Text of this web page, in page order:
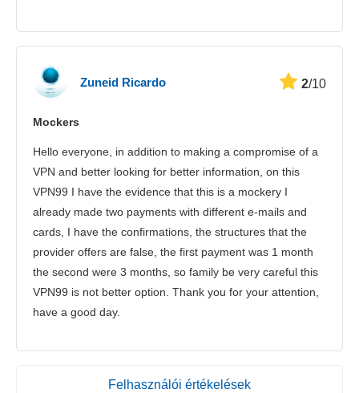
Zuneid Ricardo 2/10
Mockers
Hello everyone, in addition to making a compromise of a
VPN and better looking for better information, on this
VPN99 I have the evidence that this is a mockery I
already made two payments with different e-mails and
cards, I have the confirmations, the structures that the
provider offers are false, the first payment was 1 month
the second were 3 months, so family be very careful this
VPN99 is not better option. Thank you for your attention,
have a good day.
Felhasználói értékelések